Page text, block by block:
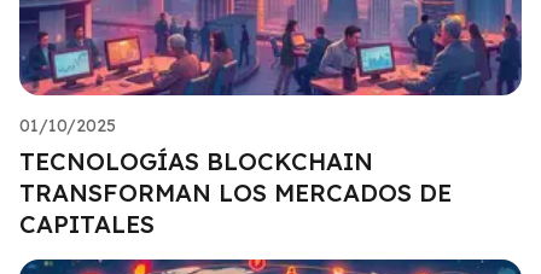
01/10/2025
TECNOLOGÍAS BLOCKCHAIN
TRANSFORMAN LOS MERCADOS DE
CAPITALES